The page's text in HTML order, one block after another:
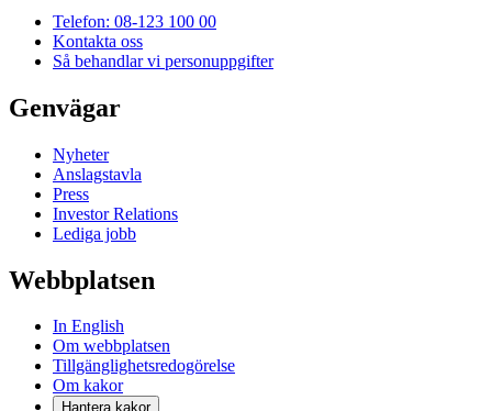
Telefon: 08-123 100 00
Kontakta oss
Så behandlar vi personuppgifter
Genvägar
Nyheter
Anslagstavla
Press
Investor Relations
Lediga jobb
Webbplatsen
In English
Om webbplatsen
Tillgänglighetsredogörelse
Om kakor
Hantera kakor